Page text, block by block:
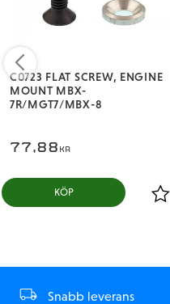
C0723 FLAT SCREW, ENGINE
MOUNT MBX-
7R/MGT7/MBX-8
77,88 KR
KÖP
Snabb leverans